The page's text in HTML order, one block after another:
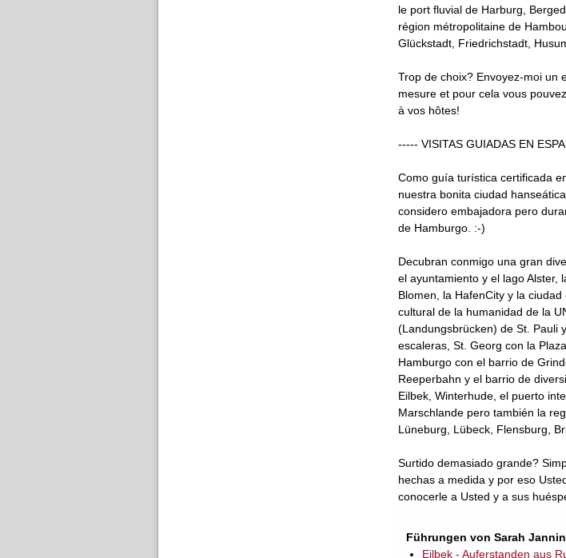
le port fluvial de Harburg,
région métropolitaine de
Glückstadt, Friedrichstadt,
Trop de choix? Envoyez-moi un
mesure et pour cela vous
à vos hôtes!
----- VISITAS GUIADAS EN
Como guía turística certificada
nuestra bonita ciudad
considero embajadora pero
de Hamburgo. :-)
Decubran conmigo una gran
el ayuntamiento y el lago Alster,
Blomen, la HafenCity y la
cultural de la humanidad de la
(Landungsbrücken) de St. Pauli
escaleras, St. Georg con la
Hamburgo con el barrio de
Reeperbahn y el barrio de
Eilbek, Winterhude, el puerto
Marschlande pero también la
Lüneburg, Lübeck, Flensburg,
Surtido demasiado grande?
hechas a medida y por eso
conocerle a Usted y a sus
Führungen von Sarah
Eilbek - Auferstanden aus